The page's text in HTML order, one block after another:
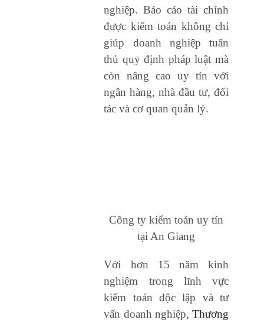
nghiệp. Báo cáo tài chính
được kiểm toán không chỉ
giúp doanh nghiệp tuân
thủ quy định pháp luật mà
còn nâng cao uy tín với
ngân hàng, nhà đầu tư, đối
tác và cơ quan quản lý.
Công ty kiểm toán uy tín
tại An Giang
Với hơn 15 năm kinh
nghiệm trong lĩnh vực
kiểm toán độc lập và tư
vấn doanh nghiệp,Thương